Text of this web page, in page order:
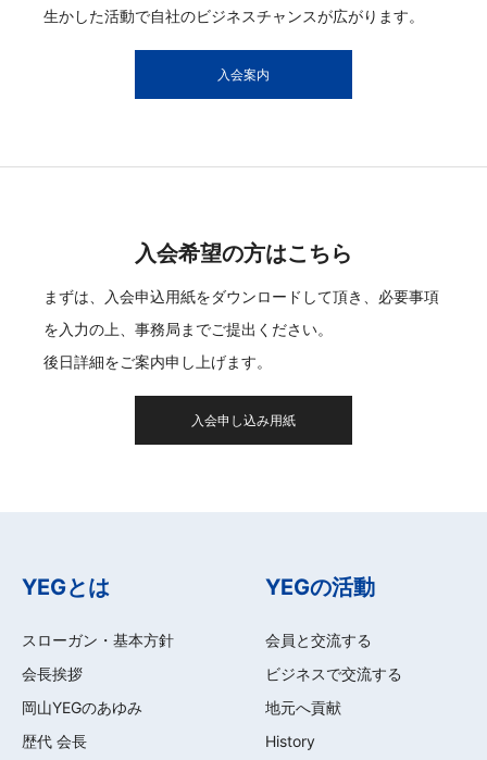
生かした活動で自社のビジネスチャンスが広がります。
入会案内
入会希望の方はこちら
まずは、入会申込用紙をダウンロードして頂き、必要事項
を入力の上、事務局までご提出ください。
後日詳細をご案内申し上げます。
入会申し込み用紙
YEGとは
スローガン・基本方針
会長挨拶
岡山YEGのあゆみ
歴代 会長
YEGの活動
会員と交流する
ビジネスで交流する
地元へ貢献
History